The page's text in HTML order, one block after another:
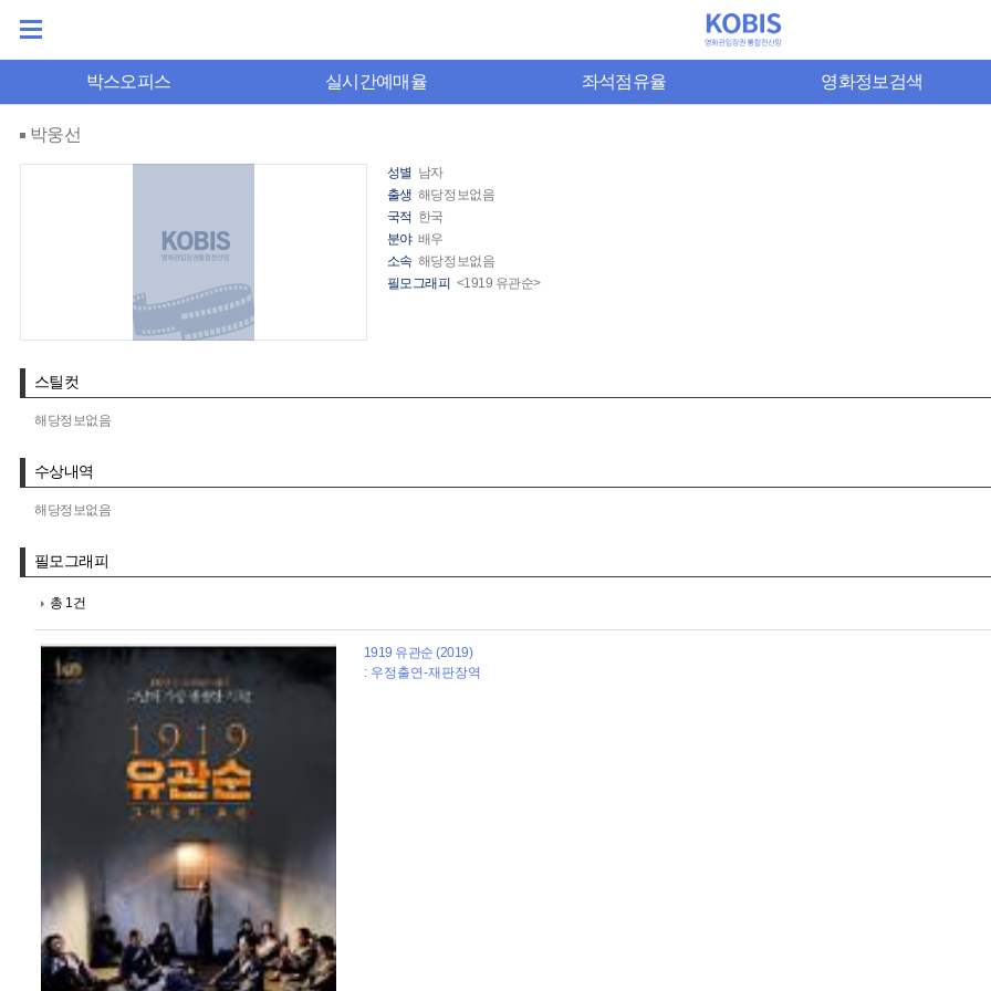
박스오피스 실시간예매율 좌석점유율 영화정보검색
박웅선
성별 남자
출생 해당정보없음
국적 한국
분야 배우
소속 해당정보없음
필모그래피 <1919 유관순>
스틸컷
해당정보없음
수상내역
해당정보없음
필모그래피
총 1건
1919 유관순 (2019)
: 우정출연-재판장역